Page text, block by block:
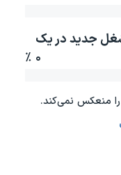
جدید در یک
۰ ٪
منعکس نمی‌کند.